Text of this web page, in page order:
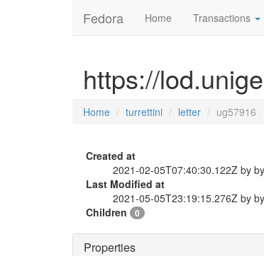
Fedora Home Transactions
https://
Home turrettini letter ug57916
Created at
2021-02-05T07:40:30.122Z by
Last Modified at
2021-05-05T23:19:15.276Z by
Children
0
Properties